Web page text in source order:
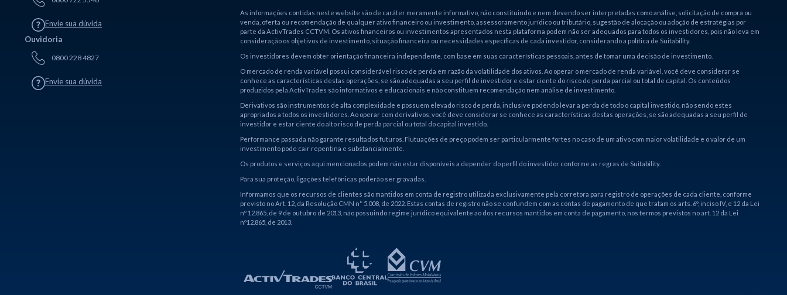
Envie sua dúvida
Ouvidoria
0800 228 4827
Envie sua dúvida
As informações contidas neste website são de caráter meramente informativo, não constituindo e nem devendo ser interpretadas como análise, solicitação de compra ou
venda, oferta ou recomendação de qualquer ativo financeiro ou investimento, assessoramento jurídico ou tributário, sugestão de alocação ou adoção de estratégias por
parte da ActivTrades CCTVM. Os ativos financeiros ou investimentos apresentados nesta plataforma podem não ser adequados para todos os investidores, pois não leva em
consideração os objetivos de investimento, situação financeira ou necessidades específicas de cada investidor, considerando a política de Suitability.
Os investidores devem obter orientação financeira independente, com base em suas características pessoais, antes de tomar uma decisão de investimento.
O mercado de renda variável possui considerável risco de perda em razão da volatilidade dos ativos. Ao operar o mercado de renda variável, você deve considerar se
conhece as características destas operações, se são adequadas a seu perfil de investidor e estar ciente do risco de perda parcial ou total de capital. Os conteúdos
produzidos pela ActivTrades são informativos e educacionais e não constituem recomendação nem análise de investimento.
Derivativos são instrumentos de alta complexidade e possuem elevado risco de perda, inclusive podendo levar a perda de todo o capital investido, não sendo estes
apropriados a todos os investidores. Ao operar com derivativos, você deve considerar se conhece as características destas operações, se são adequadas a seu perfil de
investidor e estar ciente do alto risco de perda parcial ou total do capital investido.
Performance passada não garante resultados futuros. Flutuações de preço podem ser particularmente fortes no caso de um ativo com maior volatilidade e o valor de um
investimento pode cair repentina e substancialmente.
Os produtos e serviços aqui mencionados podem não estar disponíveis a depender do perfil do investidor conforme as regras de Suitability.
Para sua proteção, ligações telefônicas poderão ser gravadas.
Informamos que os recursos de clientes são mantidos em conta de registro utilizada exclusivamente pela corretora para registro de operações de cada cliente, conforme
previsto no Art. 12, da Resolução CMN n° 5.008, de 2022. Estas contas de registro não se confundem com as contas de pagamento de que tratam os arts. 6º, inciso IV, e 12 da Lei
nº 12.865, de 9 de outubro de 2013, não possuindo regime jurídico equivalente ao dos recursos mantidos em conta de pagamento, nos termos previstos no art. 12 da Lei
nº12.865, de 2013.